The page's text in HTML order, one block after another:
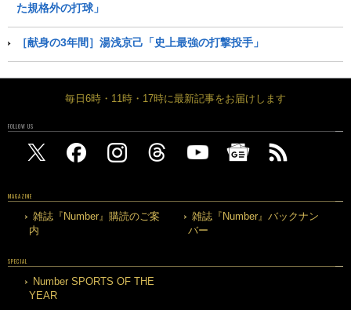
た規格外の打球」
［献身の3年間］湯浅京己「史上最強の打撃投手」
毎日6時・11時・17時に最新記事をお届けします
FOLLOW US
MAGAZINE
雑誌『Number』購読のご案
内
雑誌『Number』バックナン
バー
SPECIAL
Number SPORTS OF THE
YEAR